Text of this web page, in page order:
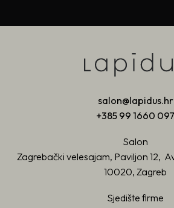
salon@lapidus.hr
+385 99 1660 097
Salon
Zagrebački velesajam, Paviljon 12,
10020, Zagreb
Sjedište firme